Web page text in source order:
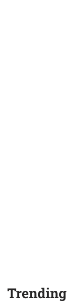
Trending